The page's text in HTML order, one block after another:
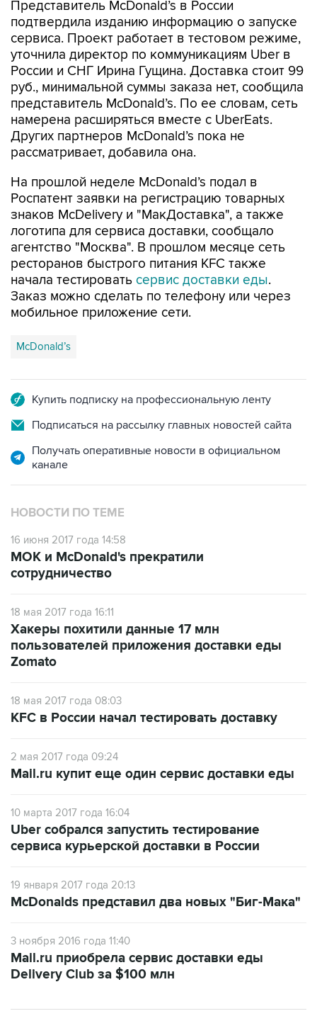
сервиса. Проект работает в тестовом режиме,
уточнила директор по коммуникациям Uber в
России и СНГ Ирина Гущина. Доставка стоит 99
руб., минимальной суммы заказа нет, сообщила
представитель McDonald’s. По ее словам, сеть
намерена расширяться вместе с UberEats.
Других партнеров McDonald’s пока не
рассматривает, добавила она.
На прошлой неделе McDonald’s подал в
знаков McDelivery и "МакДоставка", а также
логотипа для сервиса доставки, сообщало
агентство "Москва". В прошлом месяце сеть
ресторанов быстрого питания KFC также
начала тестировать сервис доставки еды.
Заказ можно сделать по телефону или через
мобильное приложение сети.
McDonald’s
Подписаться на рассылку главных новостей сайта
Получать оперативные новости в официальном
НОВОСТИ ПО ТЕМЕ
16 июня 2017 года 14:58
сотрудничество
18 мая 2017 года 16:11
пользователей приложения доставки еды
Zomato
10 марта 2017 года 16:04
сервиса курьерской доставки в России
19 января 2017 года 20:13
3 ноября 2016 года 11:40
Delivery Club за $100 млн